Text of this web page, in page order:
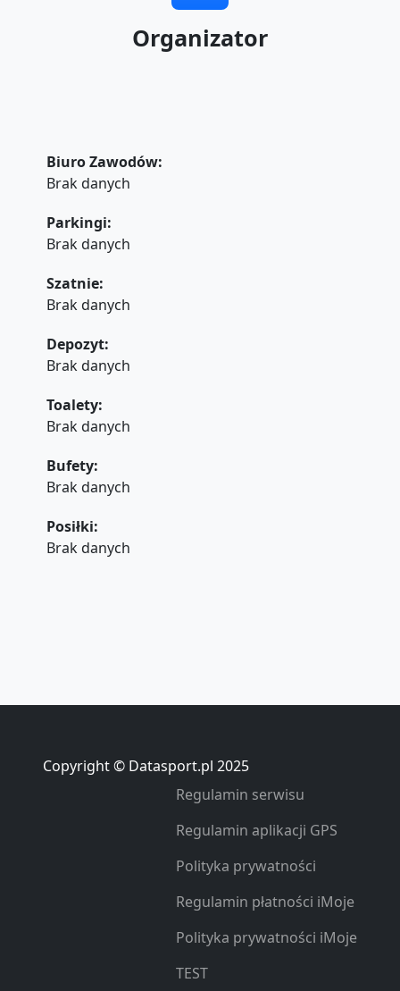
Organizator
Biuro Zawodów:
Brak danych
Parkingi:
Brak danych
Szatnie:
Brak danych
Depozyt:
Brak danych
Toalety:
Brak danych
Bufety:
Brak danych
Posiłki:
Brak danych
Copyright © Datasport.pl 2025
Regulamin serwisu
Regulamin aplikacji GPS
Polityka prywatności
Regulamin płatności iMoje
Polityka prywatności iMoje
TEST